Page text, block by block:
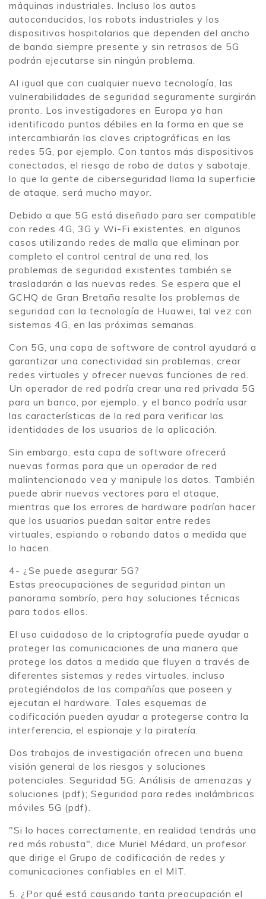
máquinas industriales. Incluso los autos
autoconducidos, los robots industriales y los
dispositivos hospitalarios que dependen del ancho
de banda siempre presente y sin retrasos de 5G
podrán ejecutarse sin ningún problema.
Al igual que con cualquier nueva tecnología, las
vulnerabilidades de seguridad seguramente surgirán
pronto. Los investigadores en Europa ya han
identificado puntos débiles en la forma en que se
intercambiarán las claves criptográficas en las
redes 5G, por ejemplo. Con tantos más dispositivos
conectados, el riesgo de robo de datos y sabotaje,
lo que la gente de ciberseguridad llama la superficie
de ataque, será mucho mayor.
Debido a que 5G está diseñado para ser compatible
con redes 4G, 3G y Wi-Fi existentes, en algunos
casos utilizando redes de malla que eliminan por
completo el control central de una red, los
problemas de seguridad existentes también se
trasladarán a las nuevas redes. Se espera que el
GCHQ de Gran Bretaña resalte los problemas de
seguridad con la tecnología de Huawei, tal vez con
sistemas 4G, en las próximas semanas.
Con 5G, una capa de software de control ayudará a
garantizar una conectividad sin problemas, crear
redes virtuales y ofrecer nuevas funciones de red.
Un operador de red podría crear una red privada 5G
para un banco, por ejemplo, y el banco podría usar
las características de la red para verificar las
identidades de los usuarios de la aplicación.
Sin embargo, esta capa de software ofrecerá
nuevas formas para que un operador de red
malintencionado vea y manipule los datos. También
puede abrir nuevos vectores para el ataque,
mientras que los errores de hardware podrían hacer
que los usuarios puedan saltar entre redes
virtuales, espiando o robando datos a medida que
lo hacen.
4- ¿Se puede asegurar 5G?
Estas preocupaciones de seguridad pintan un
panorama sombrío, pero hay soluciones técnicas
para todos ellos.
El uso cuidadoso de la criptografía puede ayudar a
proteger las comunicaciones de una manera que
protege los datos a medida que fluyen a través de
diferentes sistemas y redes virtuales, incluso
protegiéndolos de las compañías que poseen y
ejecutan el hardware. Tales esquemas de
codificación pueden ayudar a protegerse contra la
interferencia, el espionaje y la piratería.
Dos trabajos de investigación ofrecen una buena
visión general de los riesgos y soluciones
potenciales: Seguridad 5G: Análisis de amenazas y
soluciones (pdf); Seguridad para redes inalámbricas
móviles 5G (pdf).
"Si lo haces correctamente, en realidad tendrás una
red más robusta", dice Muriel Médard, un profesor
que dirige el Grupo de codificación de redes y
comunicaciones confiables en el MIT.
5. ¿Por qué está causando tanta preocupación el